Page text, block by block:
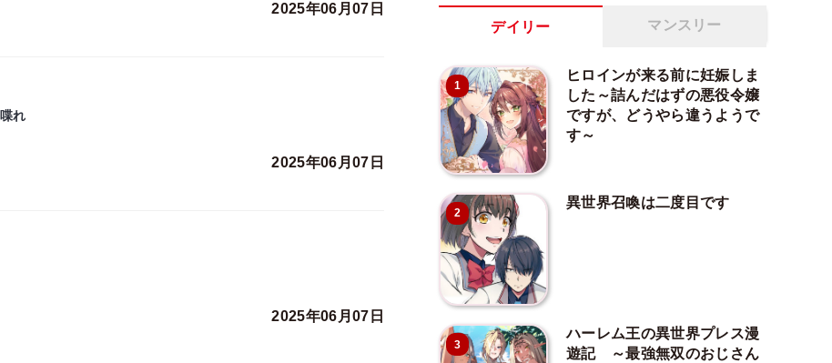
2025年06月07日
れ
2025年06月07日
2025年06月07日
デイリー マンスリー
1
ヒロインが来る前に妊娠しま
した～詰んだはずの悪役令嬢
ですが、どうやら違うようで
す～
2
異世界召喚は二度目です
3
ハーレム王の異世界プレス漫
遊記 ～最強無双のおじさん